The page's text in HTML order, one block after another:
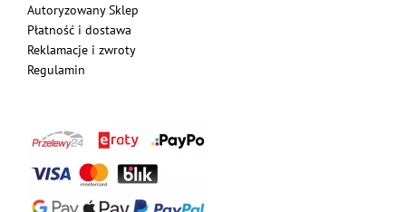
Autoryzowany Sklep
Płatność i dostawa
Reklamacje i zwroty
Regulamin